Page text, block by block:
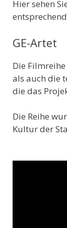
Hier sehen
GE-Artet
Die
als auch die
die das
Die Reihe
Kultur der